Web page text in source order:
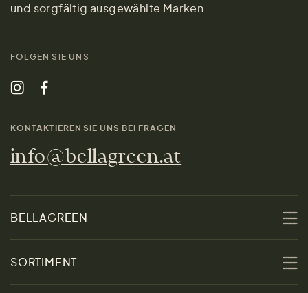
und sorgfältig ausgewählte Marken.
FOLGEN SIE UNS
KONTAKTIEREN SIE UNS BEI FRAGEN
info@bellagreen.at
BELLAGREEN
Nachhaltigkeit
SORTIMENT